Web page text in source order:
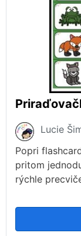
Lucie
Popri
pritom
rýchle